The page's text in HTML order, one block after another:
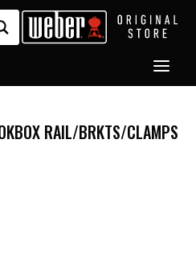
RAIL/BRKTS/CLAMPS